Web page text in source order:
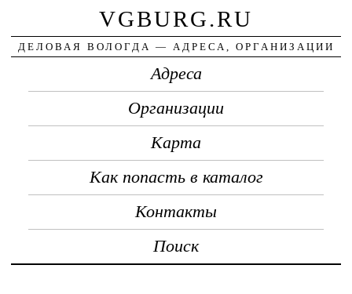
VGBURG.RU
ДЕЛОВАЯ ВОЛОГДА — АДРЕСА, ОРГАНИЗАЦИИ
Адреса
Организации
Карта
Как попасть в каталог
Контакты
Поиск